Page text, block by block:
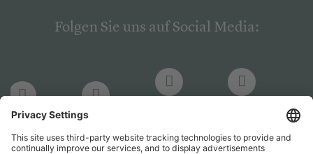
Folgen Sie uns auf Social Media:
LinkedIn
PsychJOB PsychJOB
Hogrefe Hogrefe